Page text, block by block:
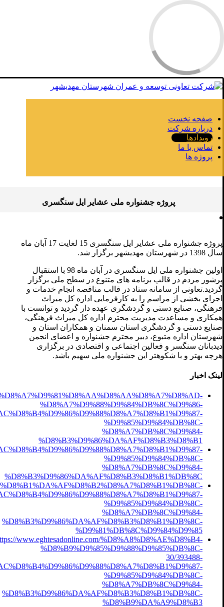
صفحه نخست
درباره شرکت
رویدادها
تماس با ما
پروژه ها
پروژه جشنواره ملی عشایر ایل سنگسری
پروژه جشنواره ملی عشایر ایل سنگسری 15 لغایت 17 آبان ماه
سال 1398 در شهرستان مهدیشهر برگزار شد.
اولین جشنواره ملی ایل سنگسری در آبان ماه 98 با استقبال
پرشور مردم در قالب برنامه های متنوع در سطح ملی برگزار
گردید.تعاونی از سامانه ستاد در قالب مناقصه انجام خدمات و
اجرای بخشی از مراسم را به کارفرمایی اداره کل میراث
فرهنگی، صنایع دستی و گردشگری عهده دار گردید و توانست با
همکاری و مساعدت مدیریت محترم اداره کل میراث فرهنگی،
صنایع دستی و گردشگری استان سمنان و همکاران استان و
شهرستان اداره متبوع، دبیر محترم جشنواره و اعضای انجمن
دیدبانان سنگسر و فعالین اجتماعی و اقتصادی در برگزاری
هرچه بهتر و با شکوهتر این جشنواره ملی سهیم باشد.
لینک اخبار
%D8%A7%D9%88%D9%84%DB%8C%D9%86-
%D9%85%D9%84%DB%8C-
%D8%A7%DB%8C%D9%84-
%D8%B3%D9%86%DA%AF%D8%B3%D8%B1
%D9%85%D9%84%DB%8C-
%D8%A7%DB%8C%D9%84-
%D8%B3%D9%86%DA%AF%D8%B3%D8%B1%DB%8C
%D9%85%D9%84%DB%8C-
%D8%A7%DB%8C%D9%84-
%D8%B3%D9%86%DA%AF%D8%B3%D8%B1%DB%8C-
%D9%81%DB%8C%D9%84%D9%85
www.eghtesadonline.com/%D8%A8%D8%AE%D8%B4-
%D8%B9%D9%85%D9%88%D9%85%DB%8C-
30/393488-
%D9%85%D9%84%DB%8C-
%D8%A7%DB%8C%D9%84-
%D8%B3%D9%86%DA%AF%D8%B3%D8%B1%DB%8C-
%D8%B9%DA%A9%D8%B3